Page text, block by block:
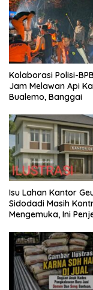
Kolaborasi Polisi-
Jam Melawan Api
Bualemo, Banggai
Isu Lahan Kantor
Sidodadi Masih
Mengemuka, Ini